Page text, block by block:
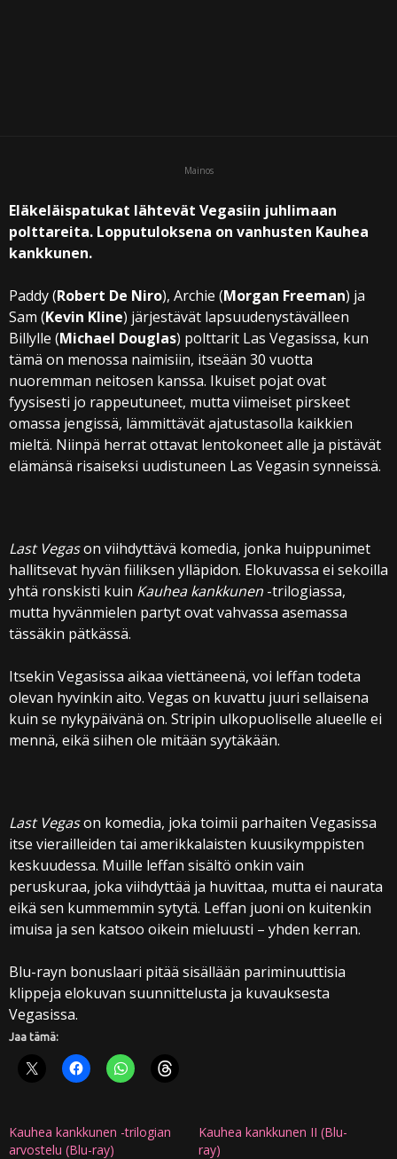
Mainos
Eläkeläispatukat lähtevät Vegasiin juhlimaan
polttareita. Lopputuloksena on vanhusten Kauhea
kankkunen.
Paddy (Robert De Niro), Archie (Morgan Freeman) ja
Sam (Kevin Kline) järjestävät lapsuudenystävälleen
Billylle (Michael Douglas) polttarit Las Vegasissa, kun
tämä on menossa naimisiin, itseään 30 vuotta
nuoremman neitosen kanssa. Ikuiset pojat ovat
fyysisesti jo rappeutuneet, mutta viimeiset pirskeet
omassa jengissä, lämmittävät ajatustasolla kaikkien
mieltä. Niinpä herrat ottavat lentokoneet alle ja pistävät
elämänsä risaiseksi uudistuneen Las Vegasin synneissä.
Last Vegason viihdyttävä komedia, jonka huippunimet
hallitsevat hyvän fiiliksen ylläpidon. Elokuvassa ei sekoilla
yhtä ronskisti kuin Kauhea kankkunen -trilogiassa,
mutta hyvänmielen partyt ovat vahvassa asemassa
tässäkin pätkässä.
Itsekin Vegasissa aikaa viettäneenä, voi leffan todeta
olevan hyvinkin aito. Vegas on kuvattu juuri sellaisena
kuin se nykypäivänä on. Stripin ulkopuoliselle alueelle ei
mennä, eikä siihen ole mitään syytäkään.
Last Vegason komedia, joka toimii parhaiten Vegasissa
itse vierailleiden tai amerikkalaisten kuusikymppisten
keskuudessa. Muille leffan sisältö onkin vain
peruskuraa, joka viihdyttää ja huvittaa, mutta ei naurata
eikä sen kummemmin sytytä. Leffan juoni on kuitenkin
imuisa ja sen katsoo oikein mieluusti – yhden kerran.
Blu-rayn bonuslaari pitää sisällään pariminuuttisia
klippeja elokuvan suunnittelusta ja kuvauksesta
Vegasissa.
Jaa tämä:
Kauhea kankkunen -trilogian
arvostelu (Blu-ray)
Kauhea kankkunen II (Blu-
ray)